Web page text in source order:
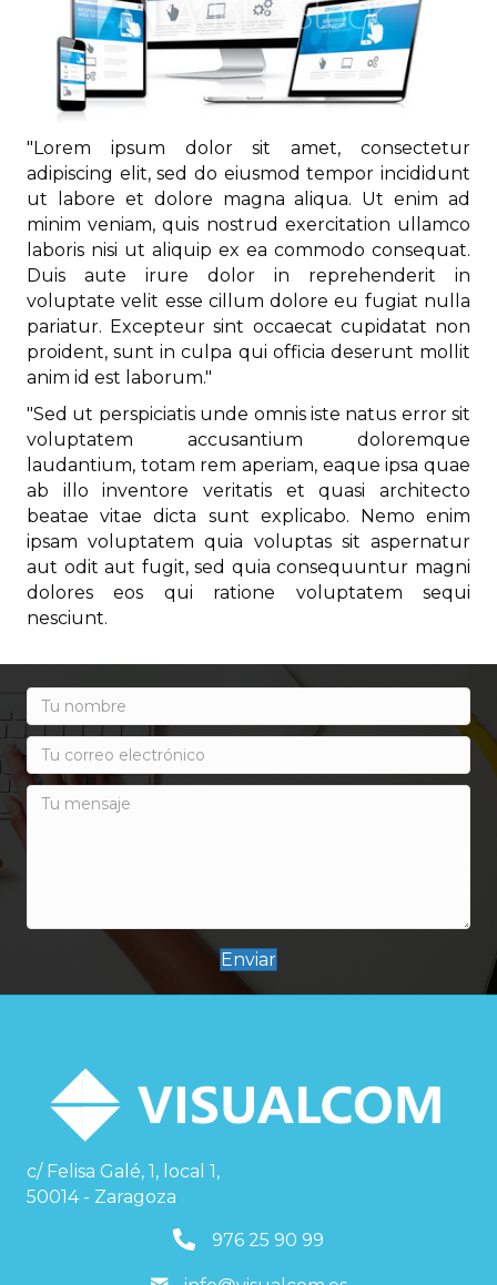
"Lorem ipsum dolor sit amet, consectetur
adipiscing elit, sed do eiusmod tempor incididunt
ut labore et dolore magna aliqua. Ut enim ad
minim veniam, quis nostrud exercitation ullamco
laboris nisi ut aliquip ex ea commodo consequat.
Duis aute irure dolor in reprehenderit in
voluptate velit esse cillum dolore eu fugiat nulla
pariatur. Excepteur sint occaecat cupidatat non
proident, sunt in culpa qui officia deserunt mollit
anim id est laborum."
"Sed ut perspiciatis unde omnis iste natus error sit
voluptatem accusantium doloremque
laudantium, totam rem aperiam, eaque ipsa quae
ab illo inventore veritatis et quasi architecto
beatae vitae dicta sunt explicabo. Nemo enim
ipsam voluptatem quia voluptas sit aspernatur
aut odit aut fugit, sed quia consequuntur magni
dolores eos qui ratione voluptatem sequi
nesciunt.
Enviar
c/ Felisa Galé, 1, local 1,
50014 - Zaragoza
976259099
976 25 90 99